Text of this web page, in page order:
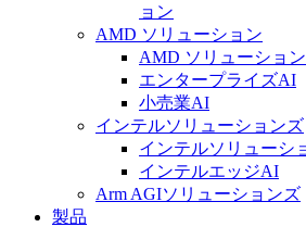
ョン
AMD ソリューション
AMD ソリューション
エンタープライズAI
小売業AI
インテルソリューションズ
インテルソリューシ
インテルエッジAI
Arm AGIソリューションズ
製品